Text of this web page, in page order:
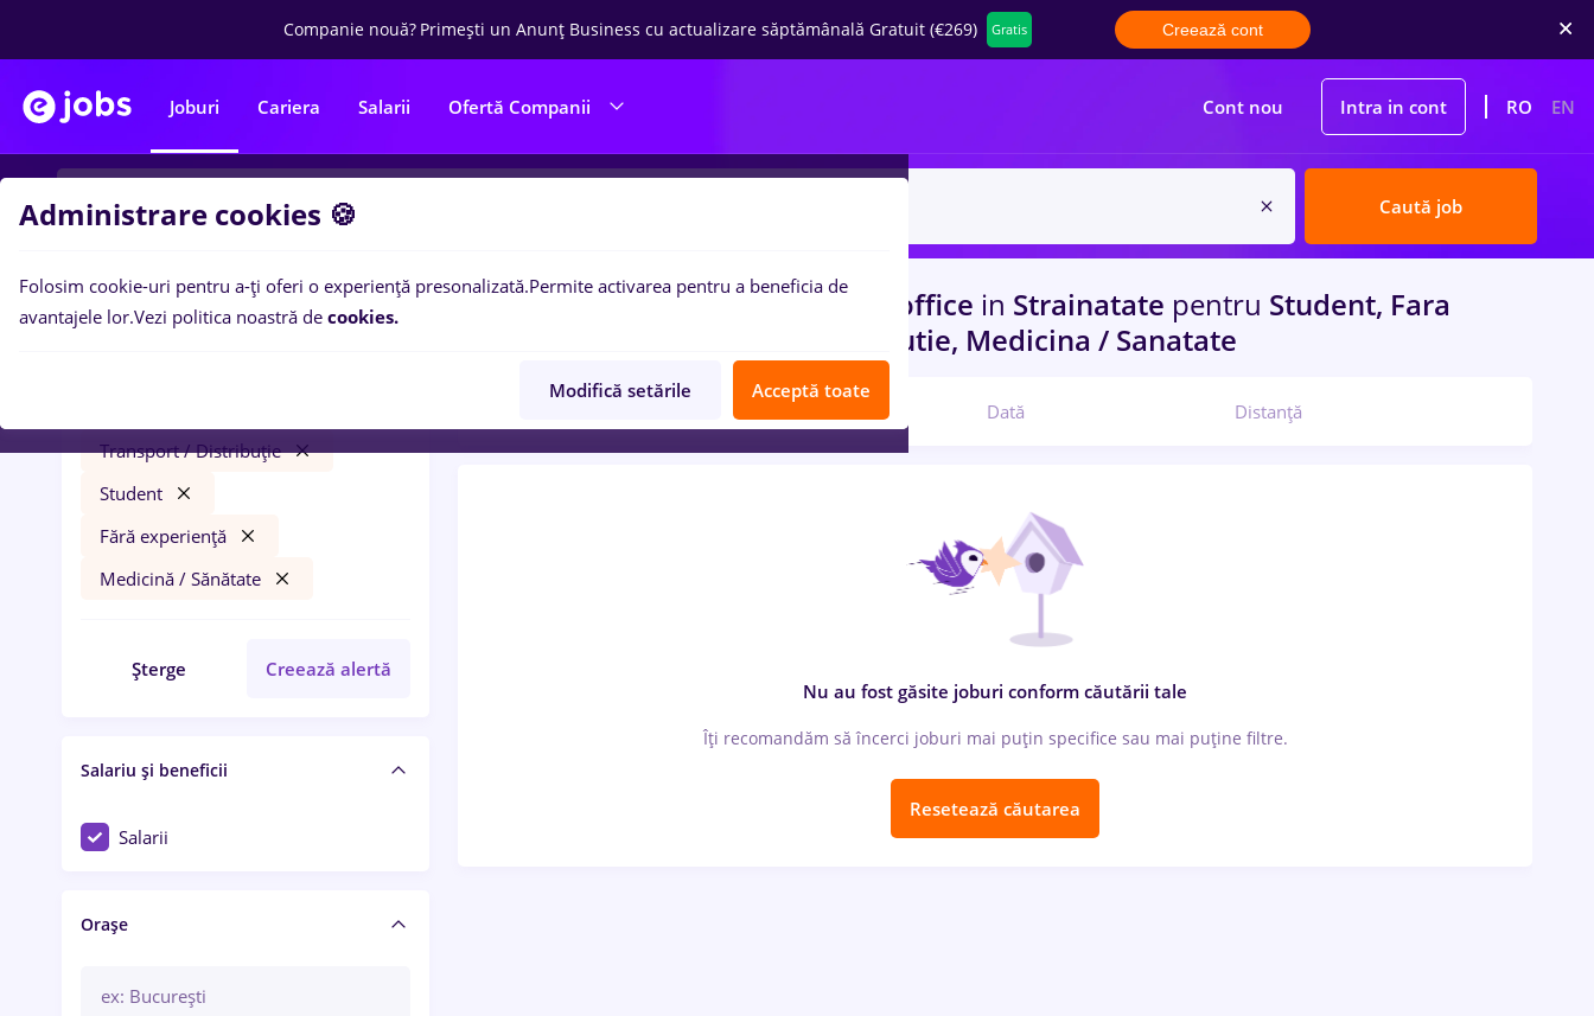
Companie nouă? Primești un Anunț Business cu actualizare săptămânală Gratuit (€269) Gratis Creează cont
Joburi Cariera Salarii Ofertă Companii Cont nou Intra in cont RO EN
Caută job
Filtre
Transport / Distribuție
Student
Fără experiență
Medicină / Sănătate
Șterge Creează alertă
Salariu și beneficii
Salarii
Orașe
0locuri de muncacu salarii backoffice in Strainatate pentru Student, Fara
Transport / Distributie, Medicina / Sanatate
Relevanță Dată Distanță
Nu au fost găsite joburi conform căutării tale
Îți recomandăm să încerci joburi mai puțin specifice sau mai puține filtre.
Resetează căutarea
Administrare cookies 🍪
Folosim cookie-uri pentru a-ți oferi o experiență presonalizată.Permite activarea pentru a beneficia de
avantajele lor.Vezi politica noastră de cookies.
Modifică setările Acceptă toate